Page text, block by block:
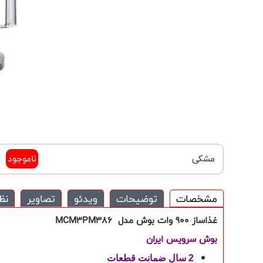
مشكی ناموجود
مشخصات توضیحات ویدئو تصاویر
غذاساز 900 وات بوش مدل
MCM3PM386
بوش سرویس ایران
2 سال ضمانت قطعات